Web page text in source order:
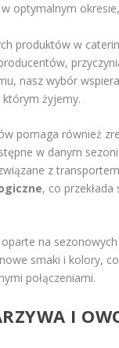
w optymalnym
produktów w
nasz wybór
żyjemy.
pomaga również
w danym
z
, co
na
smaki i kolory,
połączeniami.
I